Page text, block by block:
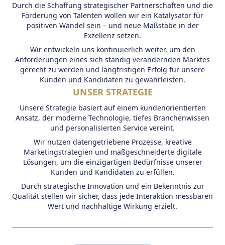
Durch die Schaffung strategischer Partnerschaften und die
Förderung von Talenten wollen wir ein Katalysator für
positiven Wandel sein – und neue Maßstäbe in der
Exzellenz setzen.
Wir entwickeln uns kontinuierlich weiter, um den
Anforderungen eines sich ständig verändernden Marktes
gerecht zu werden und langfristigen Erfolg für unsere
Kunden und Kandidaten zu gewährleisten.
UNSER STRATEGIE
Unsere Strategie basiert auf einem kundenorientierten
Ansatz, der moderne Technologie, tiefes Branchenwissen
und personalisierten Service vereint.
Wir nutzen datengetriebene Prozesse, kreative
Marketingstrategien und maßgeschneiderte digitale
Lösungen, um die einzigartigen Bedürfnisse unserer
Kunden und Kandidaten zu erfüllen.
Durch strategische Innovation und ein Bekenntnis zur
Qualität stellen wir sicher, dass jede Interaktion messbaren
Wert und nachhaltige Wirkung erzielt.